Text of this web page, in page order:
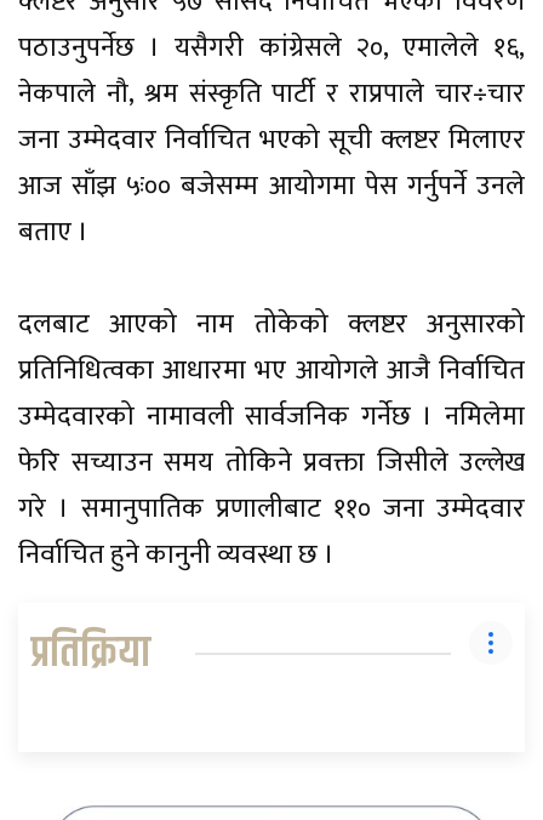
पठाउनुपर्नेछ । यसैगरी कांग्रेसले २०, एमालेले १६,
नेकपाले नौ, श्रम संस्कृति पार्टी र राप्रपाले चार÷चार
जना उम्मेदवार निर्वाचित भएको सूची क्लष्टर मिलाएर
आज साँझ ५ः०० बजेसम्म आयोगमा पेस गर्नुपर्ने उनले
बताए ।
दलबाट आएको नाम तोकेको क्लष्टर अनुसारको
प्रतिनिधित्वका आधारमा भए आयोगले आजै निर्वाचित
उम्मेदवारको नामावली सार्वजनिक गर्नेछ । नमिलेमा
फेरि सच्याउन समय तोकिने प्रवक्ता जिसीले उल्लेख
गरे । समानुपातिक प्रणालीबाट ११० जना उम्मेदवार
निर्वाचित हुने कानुनी व्यवस्था छ ।
प्रतिक्रिया